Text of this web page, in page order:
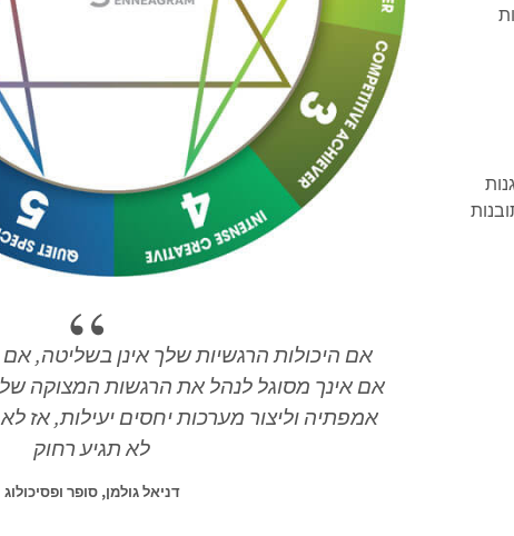
אם היכולות הרגשיות שלך אינן בשליטה,
אם אינך מסוגל לנהל את הרגשות המצוקה
אמפתיה וליצור מערכות יחסים יעילות,
לא תגיע רחוק
דניאל גולמן, סופר ופסיכולוג